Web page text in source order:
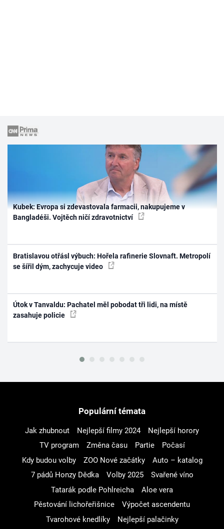
Kubek: Evropa si zdevastovala farmacii, nakupujeme v
Bangladéši. Vojtěch ničí zdravotnictví
Bratislavou otřásl výbuch: Hořela rafinerie Slovnaft. Metropolí
se šířil dým, zachycuje video
Útok v Tanvaldu: Pachatel měl pobodat tři lidi, na místě
zasahuje policie
Populární témata
Jak zhubnout Nejlepší filmy 2024
Nejlepší horory
TV program
Změna času Partie
Počasí
Kdy budou volby
ZOO Nové začátky
Auto – katalog
7 pádů Honzy Dědka
Volby 2025
Svařené víno
Tatarák podle Pohlreicha
Aloe vera
Pěstování lichořeřišnice
Výpočet ascendentu
Tvarohové knedlíky
Nejlepší palačinky